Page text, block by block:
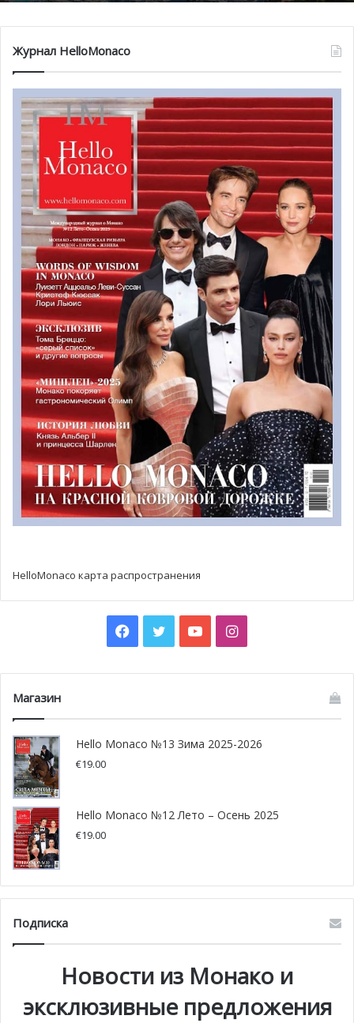
«Международной премией современного искусства»
был награжденАртур Джафа(Arthur Jafa) за его
произведение «Любовь это Сообщение, Сообщение
это смерть» (2016). Эта инсталляция была представлена
во время церемонии вручения премий, затем она также
будет выставлена в Паллаццо Мадама (Palazzo Madama)
в Турине с 1 по 13 ноября этого года в рамках Ярмарки
современного искусства.
Аннека Ленссен(Anneka Lenssen) получила «Премию за
лучшее критическое эссе о современном искусстве» за
свой текст под названием «Абстракция количества?
Найти полноту в арабской живописи».
«Премию княжества» за свои философские труды
получилЖорж Диди-Уберман(Georges Didi-Huberman).
Эта премия вручается Фондом князя Монако Пьера
совместно с ассоциацией «Философские встречи».
Фото: Direction de la Communication / Stéphane
Danna/ Michael Alesi/ facebook.com/MonacoInfo
Журнал HelloMonaco
HelloMonaco карта распространения
Facebook
TwitterYouTubeInstagram
Магазин
Hello Monaco №13 Зима 2025-2026
€19.00
Hello Monaco №12 Лето – Осень 2025
€19.00
Подписка
Новости из Монако и
эксклюзивные предложения